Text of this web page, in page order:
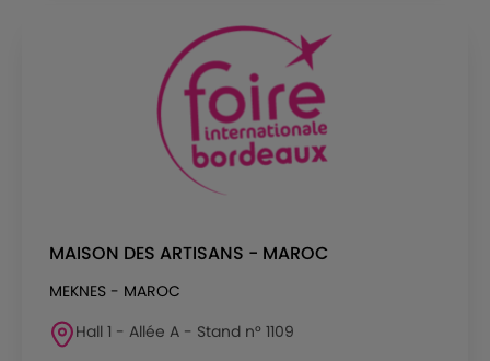
MAISON DES ARTISANS - MAROC
MEKNES - MAROC
Hall 1 - Allée A - Stand n° 1109